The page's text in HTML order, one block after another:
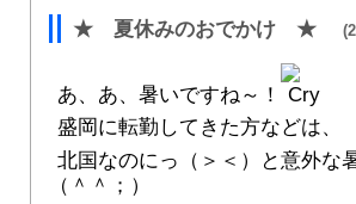
★ 夏休みのおでかけ ★
あ、あ、暑いですね～！
盛岡に転勤してきた方などは、
北国なのにっ（＞＜）と意外な
（＾＾；）